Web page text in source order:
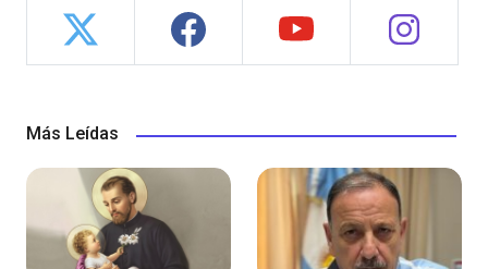
Más Leídas